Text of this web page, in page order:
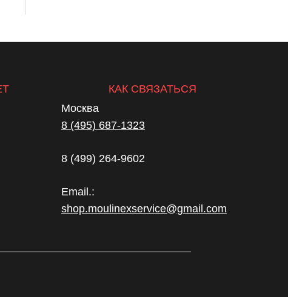
КАК СВЯЗАТЬСЯ
Москва
8 (495) 687-1323
8 (499) 264-9602
Email.:
shop.moulinexservice@gmail.com